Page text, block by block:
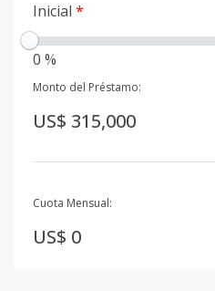
Inicial *
0 %
Monto del Préstamo:
US$ 315,000
Cuota Mensual:
US$ 0